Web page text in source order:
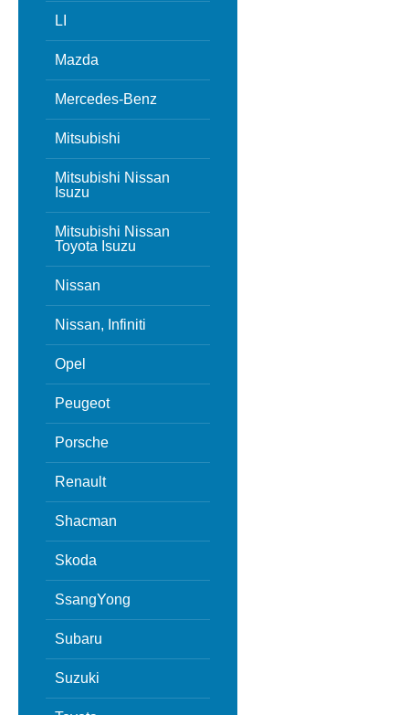
LI
Mazda
Mercedes-Benz
Mitsubishi
Mitsubishi Nissan
Isuzu
Mitsubishi Nissan
Toyota Isuzu
Nissan
Nissan, Infiniti
Opel
Peugeot
Porsche
Renault
Shacman
Skoda
SsangYong
Subaru
Suzuki